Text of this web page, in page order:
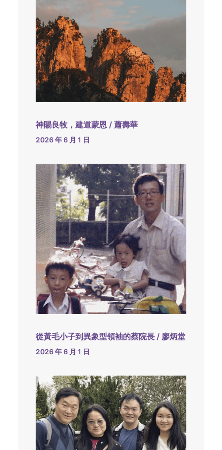
神賜良牧，建道蒙恩 / 蕭壽華
2026 年 6 月 1 日
從黃毛小子到異象型領袖的蔡院長 / 廖炳堂
2026 年 6 月 1 日